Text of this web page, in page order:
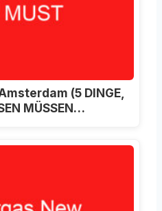
(5 DINGE,
MÜSSEN…